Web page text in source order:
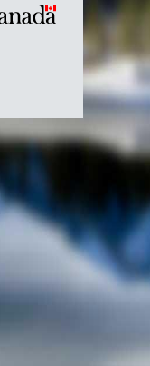
Symbole
du
Canada